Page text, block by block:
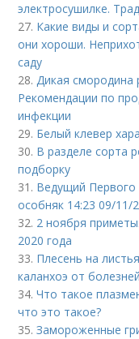
электросушилке.
27. Какие виды и
они хороши.
саду
28.Дикая смородина
Рекомендации по
инфекции
29. Белый клевер
30. В разделе сорта
подборку
31. Ведущий Первого
особняк 14:23 09/11/
32. 2 ноября
2020 года
33. Плесень на
каланхоэ от
34.Что такое
что это такое?
35.Замороженные